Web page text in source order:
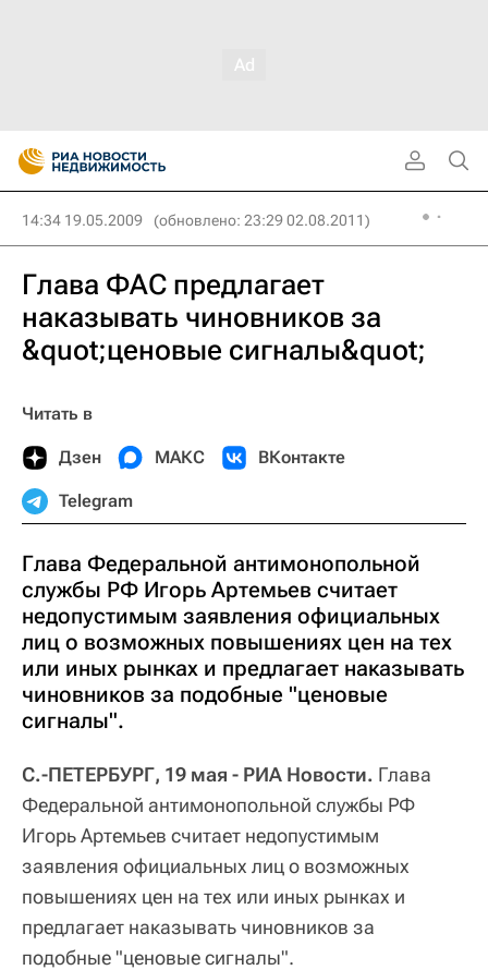
14:34 19.05.2009 (обновлено: 23:29 02.08.2011)
Глава ФАС предлагает
наказывать чиновников за
&quot;ценовые сигналы&quot;
Читать в
Дзен МАКС ВКонтакте
Telegram
Глава Федеральной антимонопольной
службы РФ Игорь Артемьев считает
недопустимым заявления официальных
лиц о возможных повышениях цен на тех
или иных рынках и предлагает наказывать
чиновников за подобные "ценовые
сигналы".
С.-ПЕТЕРБУРГ, 19 мая - РИА Новости. Глава
Федеральной антимонопольной службы РФ
Игорь Артемьев считает недопустимым
заявления официальных лиц о возможных
повышениях цен на тех или иных рынках и
предлагает наказывать чиновников за
подобные "ценовые сигналы".